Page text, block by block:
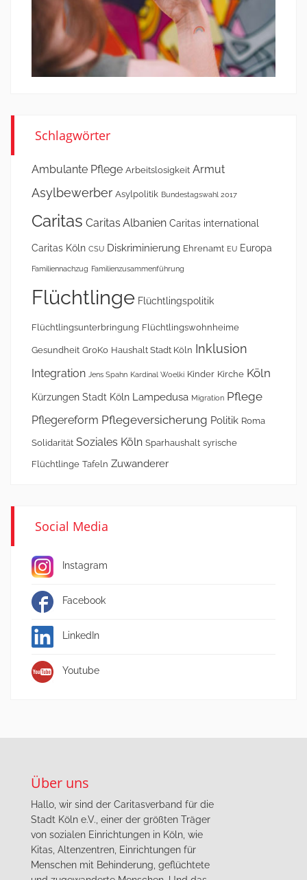
Schlagwörter
Ambulante Pflege Arbeitslosigkeit Armut
Asylbewerber Asylpolitik Bundestagswahl 2017
Caritas Caritas Albanien Caritas international
Caritas Köln CSU Diskriminierung Ehrenamt EU Europa
Familiennachzug Familienzusammenführung
Flüchtlinge Flüchtlingspolitik
Flüchtlingsunterbringung Flüchtlingswohnheime
Gesundheit GroKo Haushalt Stadt Köln Inklusion
Integration Jens Spahn Kardinal Woelki Kinder Kirche Köln
Kürzungen Stadt Köln Lampedusa Migration Pflege
Pflegereform Pflegeversicherung Politik Roma
Solidarität Soziales Köln Sparhaushalt syrische
Flüchtlinge Tafeln Zuwanderer
Social Media
Instagram
Facebook
LinkedIn
Youtube
Über uns
Hallo, wir sind der Caritasverband für die
Stadt Köln e.V., einer der größten Träger
von sozialen Einrichtungen in Köln, wie
Kitas, Altenzentren, Einrichtungen für
Menschen mit Behinderung, geflüchtete